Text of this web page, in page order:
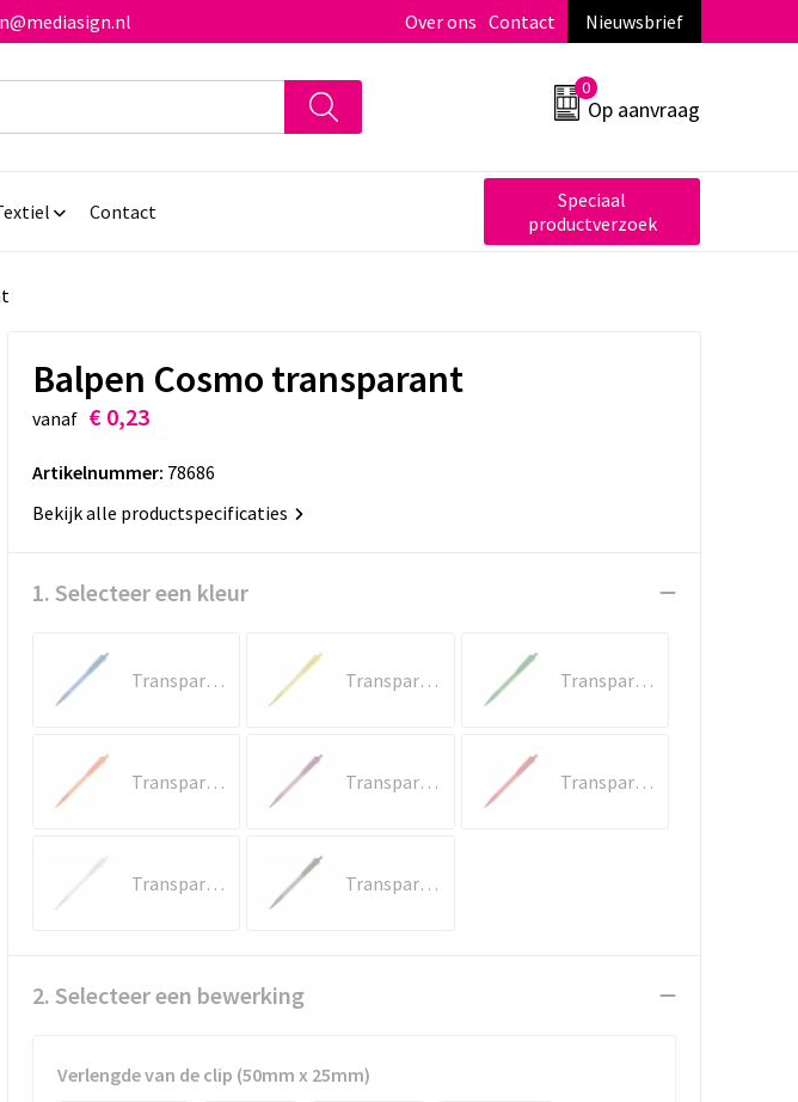
Over ons Contact Nieuwsbrief
0
Op aanvraag
Contact
Speciaal
productverzoek
Balpen Cosmo transparant
vanaf € 0,23
Artikelnummer: 78686
Bekijk alle productspecificaties
1. Selecteer een kleur
Transparant / Blauw Transparant / Geel Transparant / Groen
Transparant / Oranje Transparant / Paars Transparant / Rood
Transparant / Wit Transparant / Zwart
2. Selecteer een bewerking
Verlengde van de clip (50mm x 25mm)